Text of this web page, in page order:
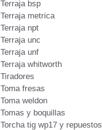
Terraja bsp
Terraja metrica
Terraja npt
Terraja unc
Terraja unf
Terraja whitworth
Tiradores
Toma fresas
Toma weldon
Tomas y boquillas
Torcha tig wp17 y repuestos